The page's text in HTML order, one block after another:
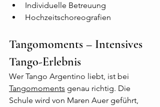
Individuelle Betreuung
Hochzeitschoreografien
Tangomoments – Intensives
Tango-Erlebnis
Wer Tango Argentino liebt, ist bei
Tangomoments genau richtig. Die
Schule wird von Maren Auer geführt,